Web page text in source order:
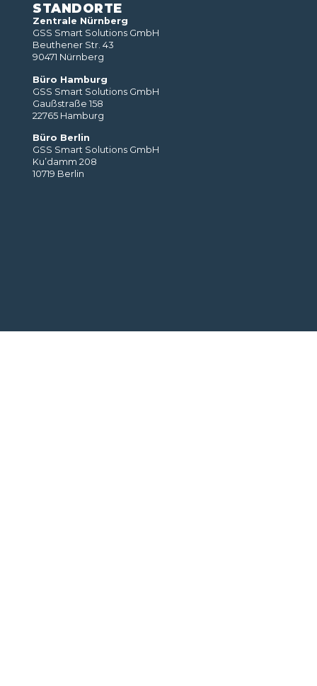
STANDORTE
Zentrale Nürnberg
GSS Smart Solutions GmbH
Beuthener Str. 43
90471 Nürnberg
Büro Hamburg
GSS Smart Solutions GmbH
Gaußstraße 158
22765 Hamburg
Büro Berlin
GSS Smart Solutions GmbH
Ku’damm 208
10719 Berlin